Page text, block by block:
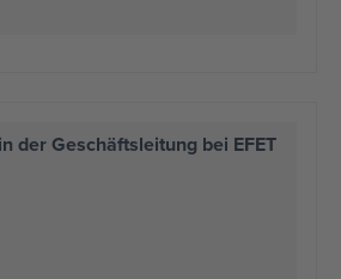
der Geschäftsleitung bei EFET